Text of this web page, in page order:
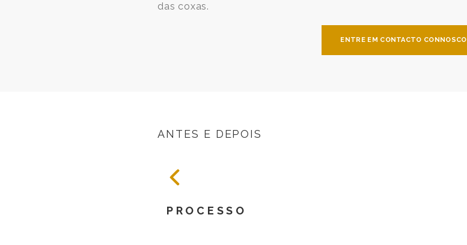
das coxas.
ENTRE EM CONTACTO CONNOSCO
ANTES E DEPOIS
PROCESSO